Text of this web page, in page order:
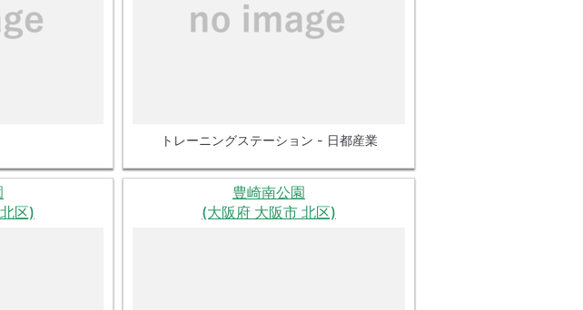
トレーニングステーション - 日都産業
区)
豊崎南公園
(大阪府 大阪市 北区)